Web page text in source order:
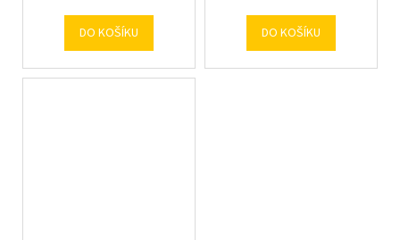
DO KOŠÍKU DO KOŠÍKU